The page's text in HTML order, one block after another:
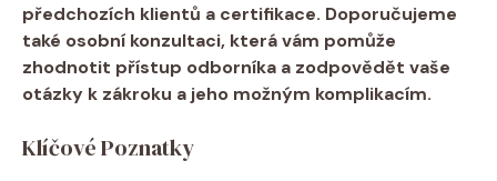
předchozích klientů a certifikace. Doporučujeme
také osobní konzultaci, která vám pomůže
zhodnotit přístup odborníka a zodpovědět vaše
otázky k zákroku a jeho možným komplikacím.
Klíčové Poznatky